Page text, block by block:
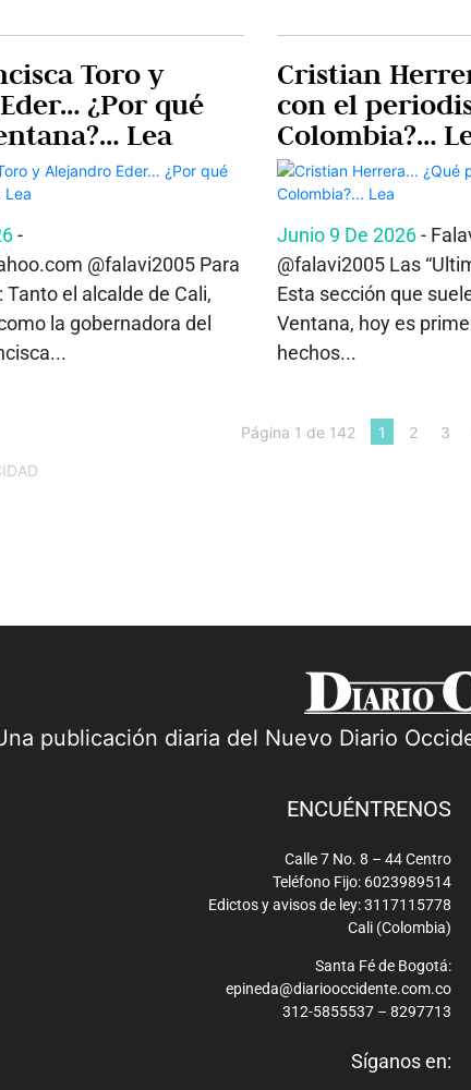
Toro y
¿Por qué
Lea
-
@falavi2005 Para
el alcalde de Cali,
la gobernadora del
Cristian
con el
Colombia?…
Junio 9 De 2026-
@falavi2005 Las
Esta sección que
Ventana, hoy es
hechos...
Página 1 de 142 1 2 3
publicación diaria del Nuevo Diario
ENCUÉNTRENOS
Calle 7 No. 8 – 44 Centro
Teléfono Fijo: 6023989514
Edictos y avisos de ley: 3117115778
Cali (Colombia)
Santa Fé de Bogotá:
epineda@diariooccidente.com.co
312-5855537 – 8297713
Síganos en: